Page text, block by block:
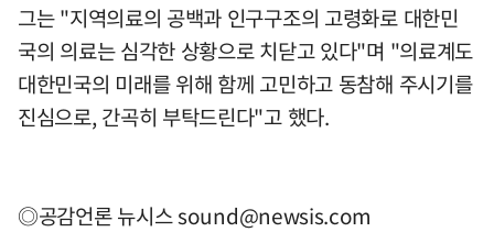
그는 "지역의료의 공백과 인구구조의 고령화로 대한민
국의 의료는 심각한 상황으로 치닫고 있다"며 "의료계도
대한민국의 미래를 위해 함께 고민하고 동참해 주시기를
진심으로, 간곡히 부탁드린다"고 했다.
◎공감언론 뉴시스sound@newsis.com